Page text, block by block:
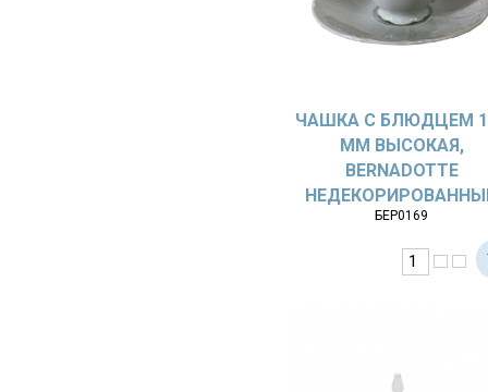
ЧАШКА С БЛЮДЦЕМ
ММ ВЫСОКАЯ,
BERNADOTTE
БЕР0169